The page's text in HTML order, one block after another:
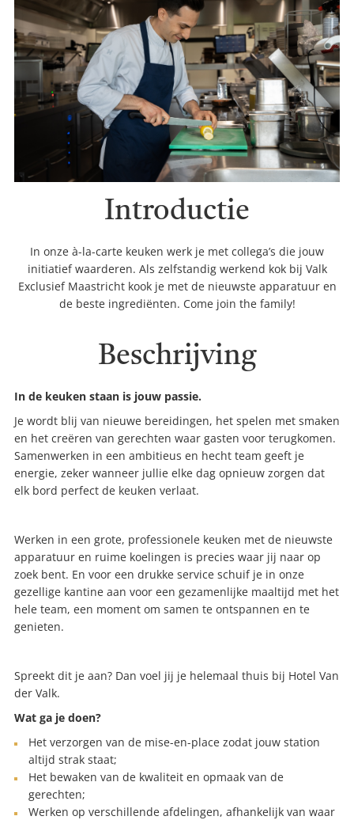
Introductie
In onze à-la-carte keuken werk je met collega’s die jouw
initiatief waarderen. Als zelfstandig werkend kok bij Valk
Exclusief Maastricht kook je met de nieuwste apparatuur en
de beste ingrediënten. Come join the family!
Beschrijving
In de keuken staan is jouw passie.
Je wordt blij van nieuwe bereidingen, het spelen met smaken
en het creëren van gerechten waar gasten voor terugkomen.
Samenwerken in een ambitieus en hecht team geeft je
energie, zeker wanneer jullie elke dag opnieuw zorgen dat
elk bord perfect de keuken verlaat.
Werken in een grote, professionele keuken met de nieuwste
apparatuur en ruime koelingen is precies waar jij naar op
zoek bent. En voor een drukke service schuif je in onze
gezellige kantine aan voor een gezamenlijke maaltijd met het
hele team, een moment om samen te ontspannen en te
genieten.
Spreekt dit je aan? Dan voel jij je helemaal thuis bij Hotel Van
der Valk.
Wat ga je doen?
Het verzorgen van de mise-en-place zodat jouw station
altijd strak staat;
Het bewaken van de kwaliteit en opmaak van de
gerechten;
Werken op verschillende afdelingen, afhankelijk van waar